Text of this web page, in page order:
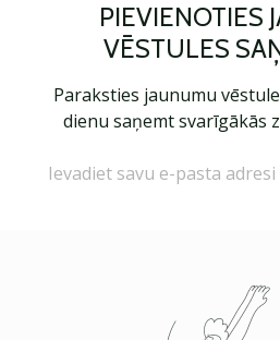
PIEVIENOTIES
VĒSTULES
Paraksties jaunumu
dienu saņemt svarīgākās